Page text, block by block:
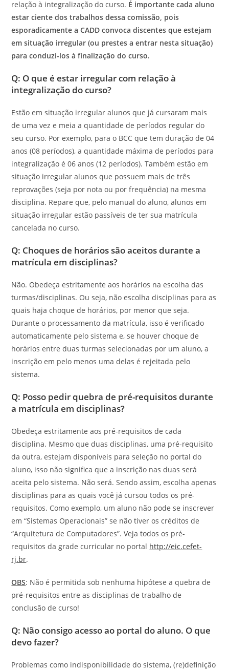
relação à integralização do curso. É importante cada aluno
estar ciente dos trabalhos dessa comissão, pois
esporadicamente aCADD convoca discentes que estejam
em situação irregular (ou prestes a entrar nesta situação)
para conduzi-los à finalização do curso.
Q: O que é estar irregular com relação à
integralização do curso?
Estão em situação irregular alunos que já cursaram mais
de uma vez e meia a quantidade de períodos regular do
seu curso. Por exemplo, para o BCC que tem duração de 04
anos (08 períodos), a quantidade máxima de períodos para
integralização é 06 anos (12 períodos). Também estão em
situação irregular alunos que possuem mais de três
reprovações (seja por nota ou por frequência) na mesma
disciplina. Repare que, pelo manual do aluno, alunos em
situação irregular estão passíveis de ter sua matrícula
cancelada no curso.
Q: Choques de horários são aceitos durante a
matrícula em disciplinas?
Não. Obedeça estritamente aos horários na escolha das
turmas/disciplinas. Ou seja, não escolha disciplinas para as
quais haja choque de horários, por menor que seja.
Durante o processamento da matrícula, isso é verificado
automaticamente pelo sistema e, se houver choque de
horários entre duas turmas selecionadas por um aluno, a
inscrição em pelo menos uma delas é rejeitada pelo
sistema.
Q: Posso pedir quebra de pré-requisitos durante
a matrícula em disciplinas?
Obedeça estritamente aos pré-requisitos de cada
disciplina. Mesmo que duas disciplinas, uma pré-requisito
da outra, estejam disponíveis para seleção no portal do
aluno, isso não significa que a inscrição nas duas será
aceita pelo sistema. Não será. Sendo assim, escolha apenas
disciplinas para as quais você já cursou todos os pré-
requisitos. Como exemplo, um aluno não pode se inscrever
em “Sistemas Operacionais” se não tiver os créditos de
“Arquitetura de Computadores”. Veja todos os pré-
requisitos da grade curricular no portal http://eic.cefet-
rj.br.
OBS: Não é permitida sob nenhuma hipótese a quebra de
pré-requisitos entre as disciplinas de trabalho de
conclusão de curso!
Q: Não consigo acesso ao portal do aluno. O que
devo fazer?
Problemas como indisponibilidade do sistema, (re)definição